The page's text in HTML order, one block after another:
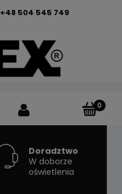
+48 504 545 749
Doradztwo
W doborze
oświetlenia